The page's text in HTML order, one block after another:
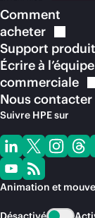
Comment
acheter
Support produit
Écrire à l’équipe
commerciale
Nouscontacter
Suivre HPE sur
Animation et